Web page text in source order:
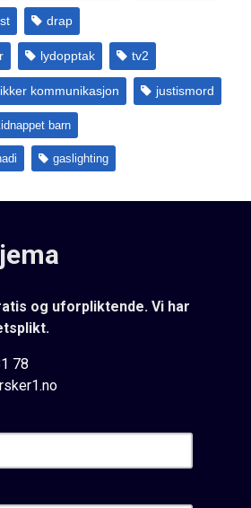
drap
lydopptak tv2
kommunikasjon justismord
barn
gaslighting
og uforpliktende. Vi har
78